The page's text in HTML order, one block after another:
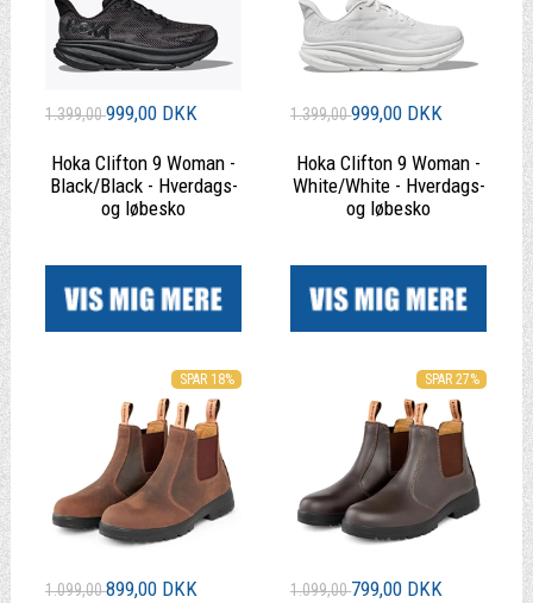
1.399,00999,00 DKK
Hoka Clifton 9 Woman -
Black/Black - Hverdags-
og løbesko
1.399,00999,00 DKK
Hoka Clifton 9 Woman -
White/White - Hverdags-
og løbesko
SPAR 18%
1.099,00899,00 DKK
SPAR 27%
1.099,00799,00 DKK